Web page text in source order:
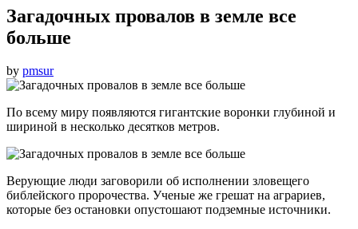
Загадочных провалов в земле все
больше
by pmsur
По всему миру появляются гигантские воронки глубиной и
шириной в несколько десятков метров.
Верующие люди заговорили об исполнении зловещего
библейского пророчества. Ученые же грешат на аграриев,
которые без остановки опустошают подземные источники.